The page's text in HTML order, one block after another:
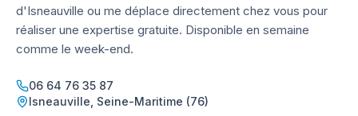
d'Isneauville ou me déplace directement chez vous pour
réaliser une expertise gratuite. Disponible en semaine
comme le week-end.
06 64 76 35 87
Isneauville Seine-Maritime (76)